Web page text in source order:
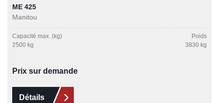
ME 425
Manitou
Capacité max. (kg)
2500 kg
Poids
3830 kg
Prix sur demande
Détails